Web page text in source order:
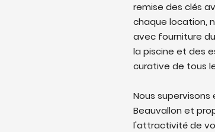
remise des clés
chaque location,
avec fourniture
la piscine et des
curative de tous
Nous
Beauvallon et
l'attractivité de